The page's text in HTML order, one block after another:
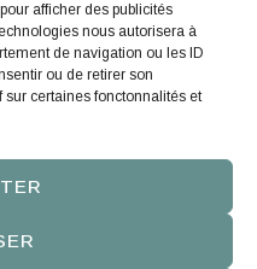
afficher des publicités
nous autorisera à
de navigation ou les ID
ou de retirer son
certaines fonctonnalités et